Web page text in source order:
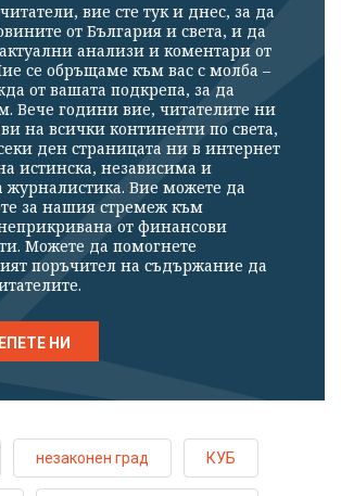
вие сте тук и днес, за да
от България и света, и да
анализи и коментари от
се обръщаме към вас с молба –
от вашата подкрепа, за да
Вече години вие, читателите ни
на всички континенти по света,
ден страницата ни в интернет
истинска, независима и
журналистика. Вие можете да
за нашия стремеж към
от финансови
Можете да помогнете
поръчител на съдържание да
НИ
незаконен град КУБ